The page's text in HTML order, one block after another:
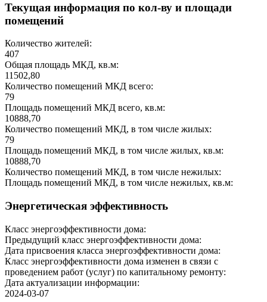
Текущая информация по кол-ву и площади
помещений
Количество жителей:
407
Общая площадь МКД, кв.м:
11502,80
Количество помещений МКД всего:
79
Площадь помещений МКД всего, кв.м:
10888,70
Количество помещений МКД, в том числе жилых:
79
Площадь помещений МКД, в том числе жилых, кв.м:
10888,70
Количество помещений МКД, в том числе нежилых:
Площадь помещений МКД, в том числе нежилых, кв.м:
Энергетическая эффективность
Класс энергоэффективности дома:
Предыдущий класс энергоэффективности дома:
Дата присвоения класса энергоэффективности дома:
Класс энергоэффективности дома изменен в связи с
проведением работ (услуг) по капитальному ремонту:
Дата актуализации информации:
2024-03-07